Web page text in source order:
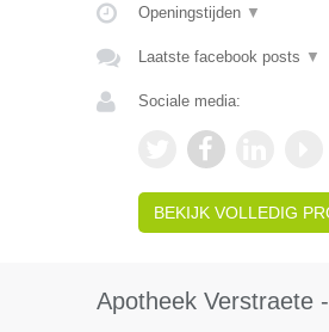
Openingstijden ▼
Laatste facebook posts ▼
Sociale media:
BEKIJK VOLLEDIG
Apotheek Verstraete